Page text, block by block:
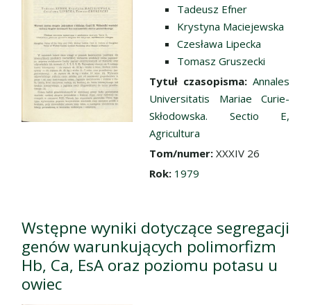
Tadeusz Efner
Krystyna Maciejewska
Czesława Lipecka
Tomasz Gruszecki
Tytuł czasopisma: Annales
Universitatis Mariae Curie-
Skłodowska. Sectio E,
Agricultura
Tom/numer: XXXIV 26
Rok: 1979
Wstępne wyniki dotyczące segregacji
genów warunkujących polimorfizm
Hb, Ca, EsA oraz poziomu potasu u
owiec